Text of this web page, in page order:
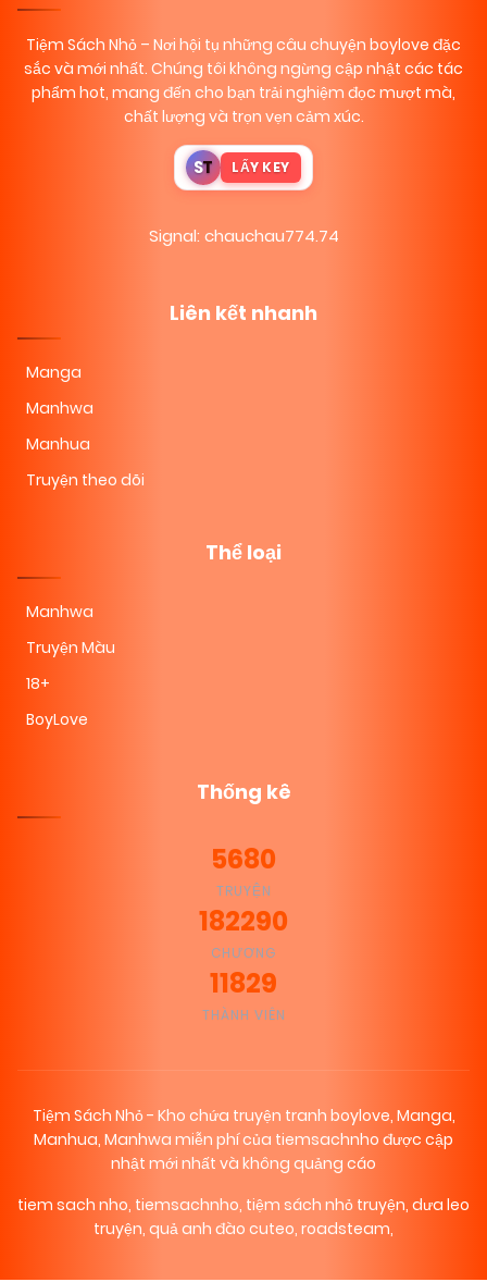
Tiệm Sách Nhỏ – Nơi hội tụ những câu chuyện boylove đặc
sắc và mới nhất. Chúng tôi không ngừng cập nhật các tác
phẩm hot, mang đến cho bạn trải nghiệm đọc mượt mà,
chất lượng và trọn vẹn cảm xúc.
ST LẤY KEY
Signal: chauchau774.74
Liên kết nhanh
Manga
Manhwa
Manhua
Truyện theo dõi
Thể loại
Manhwa
Truyện Màu
18+
BoyLove
Thống kê
5680
TRUYỆN
182290
CHƯƠNG
11829
THÀNH VIÊN
Tiệm Sách Nhỏ - Kho chứa truyện tranh boylove, Manga,
Manhua, Manhwa miễn phí của tiemsachnho được cập
nhật mới nhất và không quảng cáo
tiem sach nho, tiemsachnho, tiệm sách nhỏ truyện, dưa leo
truyện, quả anh đào cuteo, roadsteam,